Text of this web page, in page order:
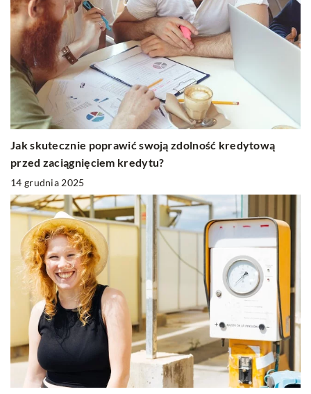
Jak skutecznie poprawić swoją zdolność kredytową
przed zaciągnięciem kredytu?
14 grudnia 2025